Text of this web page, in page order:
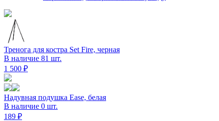
Тренога для костра Set Fire, черная
В наличие 81 шт.
1 500 ₽
Надувная подушка Ease, белая
В наличие 0 шт.
189 ₽